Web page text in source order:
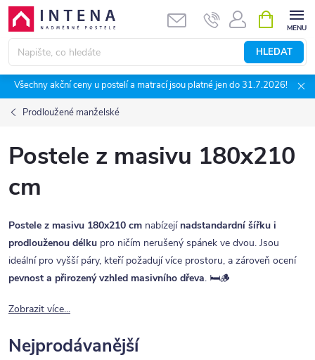
Přejít
obsah
HLEDAT
NÁKUPNÍ
KOŠÍK
Všechny akční ceny u postelí a matrací jsou platné jen do 31.7.2026!
Prodloužené manželské
Postele z masivu 180x210
cm
Postele z masivu 180x210 cm nabízejí nadstandardní šířku i
prodlouženou délku pro ničím nerušený spánek ve dvou. Jsou
ideální pro vyšší páry, kteří požadují více prostoru, a zároveň ocení
pevnost a přirozený vzhled masivního dřeva. 🛏️🪵
Zobrazit více...
Nejprodávanější